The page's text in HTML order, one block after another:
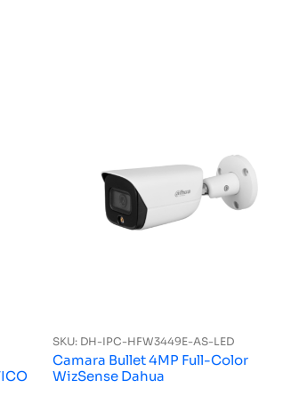
SKU: DH-IPC-HFW3449E-AS-LED
Camara Bullet 4MP Full-Color
WizSense Dahua